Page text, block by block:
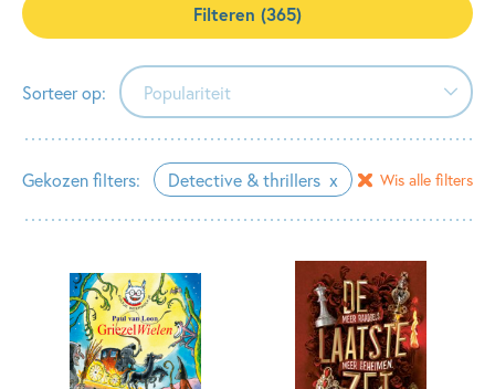
Filteren (365)
Sorteer op: Populariteit
Populariteit
Verschijningsdatum
Alfabetisch (A-Z)
Alfabetisch (Z-A)
Prijs (oplopend)
Prijs (aflopend)
Gekozen filters: Detective & thrillers Wis alle filters